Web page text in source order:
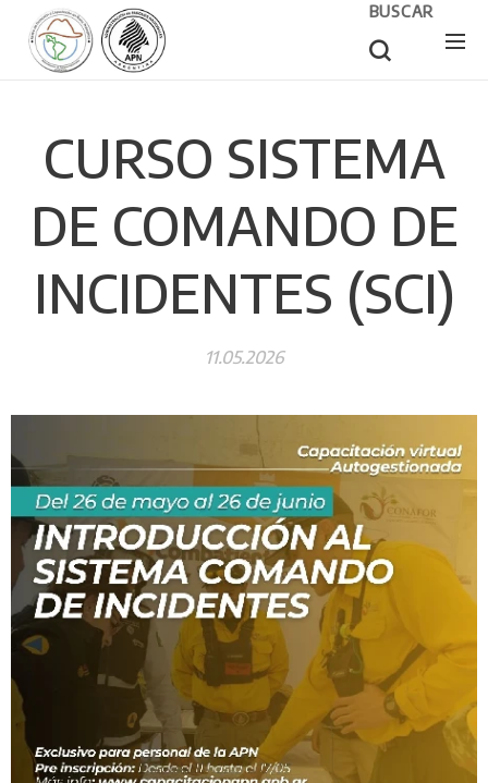
BUSCAR
CURSO SISTEMA
DE COMANDO DE
INCIDENTES (SCI)
11.05.2026